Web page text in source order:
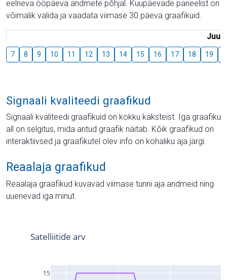
eelneva ööpäeva andmete põhjal. Kuupäevade paneelist on
võimalik valida ja vaadata viimase 30 päeva graafikuid.
Juuli
7 8 9 10 11 12 13 14 15 16 17 18 19
Signaali kvaliteedi graafikud
Signaali kvaliteedi graafikuid on kokku kaksteist. Iga graafiku
all on selgitus, mida antud graafik näitab. Kõik graafikud on
interaktiivsed ja graafikutel olev info on kohaliku aja järgi.
Reaalaja graafikud
Reaalaja graafikud kuvavad viimase tunni aja andmeid ning
uuenevad iga minut.